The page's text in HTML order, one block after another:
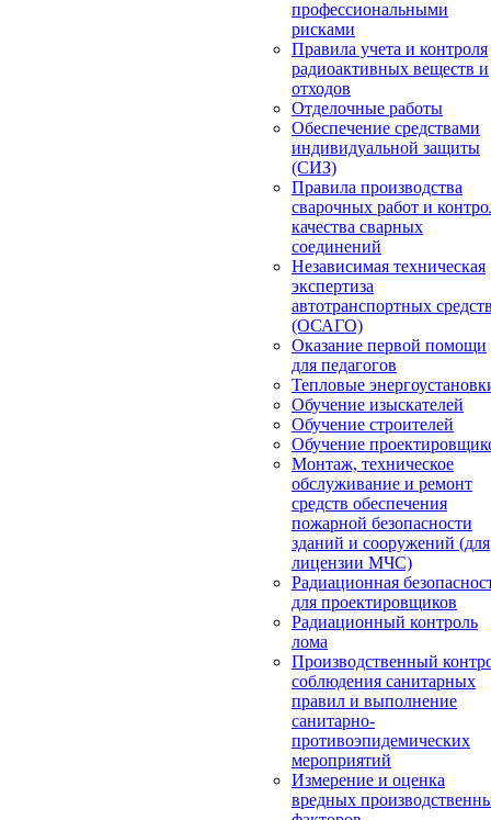
профессиональными
рисками
Правила учета и контроля
радиоактивных веществ и
отходов
Отделочные работы
Обеспечение средствами
индивидуальной защиты
(СИЗ)
Правила производства
сварочных работ и
качества сварных
соединений
Независимая техническая
экспертиза
автотранспортных
(ОСАГО)
Оказание первой помощи
для педагогов
Тепловые
Обучение изыскателей
Обучение строителей
Обучение
Монтаж, техническое
обслуживание и ремонт
средств обеспечения
пожарной безопасности
зданий и сооружений (для
лицензии МЧС)
Радиационная
для проектировщиков
Радиационный контроль
лома
Производственный
соблюдения санитарных
правил и выполнение
санитарно-
противоэпидемических
мероприятий
Измерение и оценка
вредных